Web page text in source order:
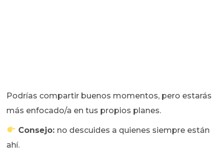
Podrías compartir buenos momentos, pero estarás
más enfocado/a en tus propios planes.
Consejo: no descuides a quienes siempre están
ahí.